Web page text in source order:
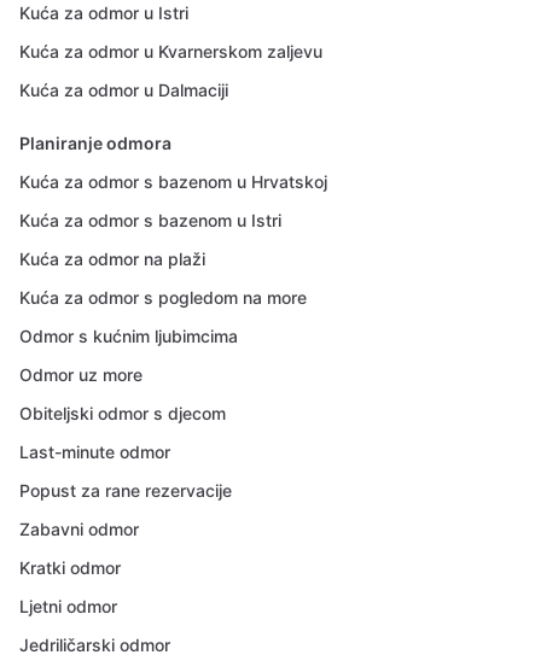
Kuća za odmor u Istri
Kuća za odmor u Kvarnerskom zaljevu
Kuća za odmor u Dalmaciji
Planiranje odmora
Kuća za odmor s bazenom u Hrvatskoj
Kuća za odmor s bazenom u Istri
Kuća za odmor na plaži
Kuća za odmor s pogledom na more
Odmor s kućnim ljubimcima
Odmor uz more
Obiteljski odmor s djecom
Last-minute odmor
Popust za rane rezervacije
Zabavni odmor
Kratki odmor
Ljetni odmor
Jedriličarski odmor